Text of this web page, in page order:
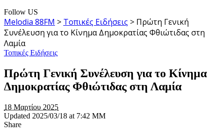
Follow US
Melodia 88FM > Τοπικές Ειδήσεις > Πρώτη Γενική
Συνέλευση για το Κίνημα Δημοκρατίας Φθιώτιδας στη
Λαμία
Τοπικές Ειδήσεις
Πρώτη Γενική Συνέλευση για το Κίνημα
Δημοκρατίας Φθιώτιδας στη Λαμία
18 Μαρτίου 2025
Updated 2025/03/18 at 7:42 ΜΜ
Share